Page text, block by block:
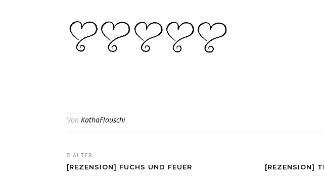
Von KathaFlauschi
ÄLTER
[REZENSION] FUCHS UND FEUER [REZENSION]